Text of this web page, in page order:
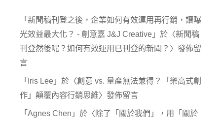
「 新聞稿刊登之後，企業如何有效運用再行銷，讓曝
光效益最大化？ - 創意嘉 J&J Creative 」於〈新聞稿
刊登然後呢？如何有效運用已刊登的新聞？ 〉發佈留
言
「 Iris Lee 」於〈創意 vs. 量產無法兼得？「樂高式創
作」顛覆內容行銷思維〉發佈留言
「 Agnes Chen 」於〈除了「關於我們」，用「關於